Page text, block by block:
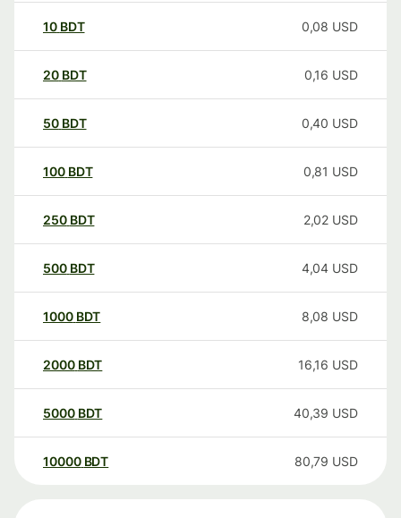
10 BDT 0,08 USD
20 BDT 0,16 USD
50 BDT 0,40 USD
100 BDT 0,81 USD
250 BDT 2,02 USD
500 BDT 4,04 USD
1000 BDT 8,08 USD
2000 BDT 16,16 USD
5000 BDT 40,39 USD
10000 BDT 80,79 USD